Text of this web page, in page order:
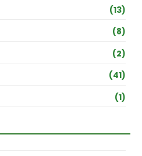
(13)
(8)
(2)
(41)
(1)